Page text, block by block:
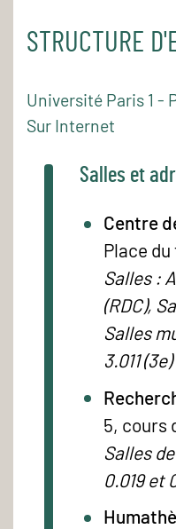
STRUCTURE
Université Paris 1 -
Sur Internet
Salles et
Centre
Place
Salles :
(RDC),
Salles
3.011 (3e)
5, cours
Salles
0.019 et